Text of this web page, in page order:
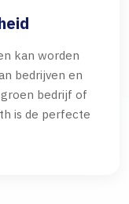
kan worden
bedrijven en
bedrijf of
is de perfecte